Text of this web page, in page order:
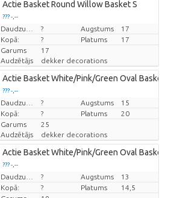
Actie Basket Round Willow Basket S
??? -,--
Cena par vienību
? Augstums
17
Kopā:
? Platums
17
Garums
17
Audzētājs
dekker decorations
Actie Basket White/Pink/Green Oval Basket
??? -,--
Cena par vienību
? Augstums
15
Kopā:
? Platums
20
Garums
25
Audzētājs
dekker decorations
Actie Basket White/Pink/Green Oval Basket
??? -,--
Cena par vienību
? Augstums
13
Kopā:
? Platums
14,5